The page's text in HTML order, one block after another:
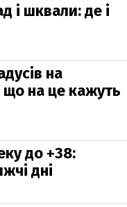
і шквали: де і
на
на це кажуть
до +38:
дні